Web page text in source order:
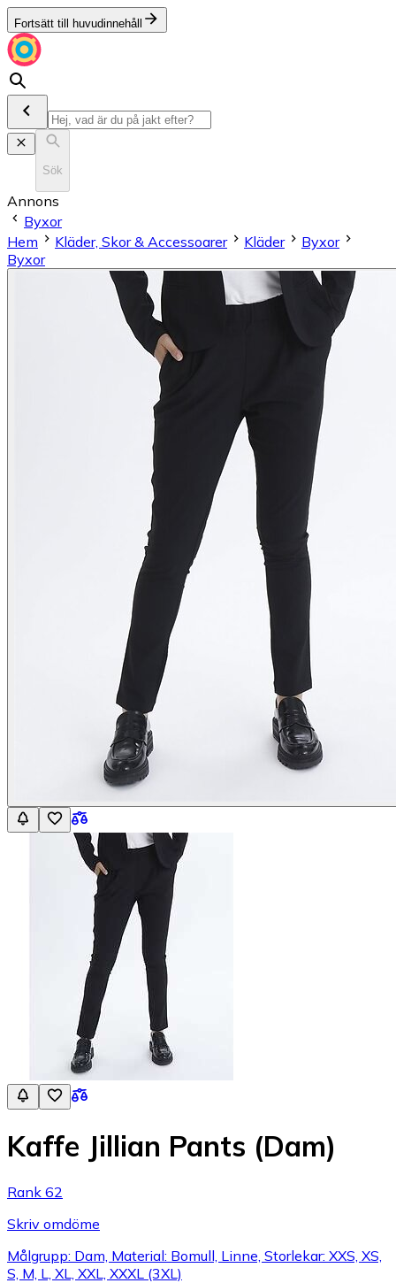
Fortsätt till huvudinnehåll
Sök
Annons
Byxor
Hem
Kläder, Skor & Accessoarer Kläder
Byxor
Byxor
Kaffe Jillian Pants (Dam)
Rank 62
Skriv omdöme
Målgrupp: Dam, Material: Bomull, Linne, Storlekar: XXS, XS,
S, M, L, XL, XXL, XXXL (3XL)